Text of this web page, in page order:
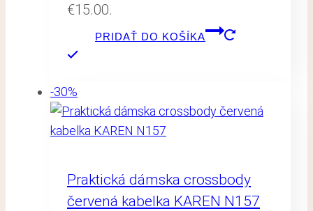
€15.00.
PRIDAŤ DO KOŠÍKA
-30%
Praktická dámska crossbody
červená kabelka KAREN N157